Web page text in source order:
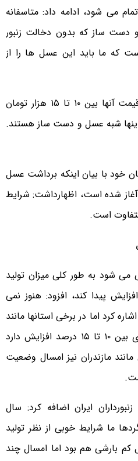
می شود، ادامه داد: متاسفانه
ساز که بدون دخالت زنبور
که ما باید این عسل ها را از
وی ادامه داد: عسل هایی که قیمت آنها بین ۱۰ تا ۱۵ هزار تومان
شبه عسل و دست ساز هستند.
خود با بیان اینکه برداشت عسل
کشور آغاز شده است، اظهارداشت: شرایط
است.
می شود به طور کلی میزان تولید
پیدا کند، افزود: هنوز نمی
کرد اما در برخی استانها مانند
استان لرستان تولید در سالجاری بین ۱۰ تا ۱۵ درصد افزایش دارد
مازندران نیز امسال وضعیت
ایران اضافه کرد: سال
ما شرایط خوبی از نظر تولید
بارشی هم بود اما امسال چند